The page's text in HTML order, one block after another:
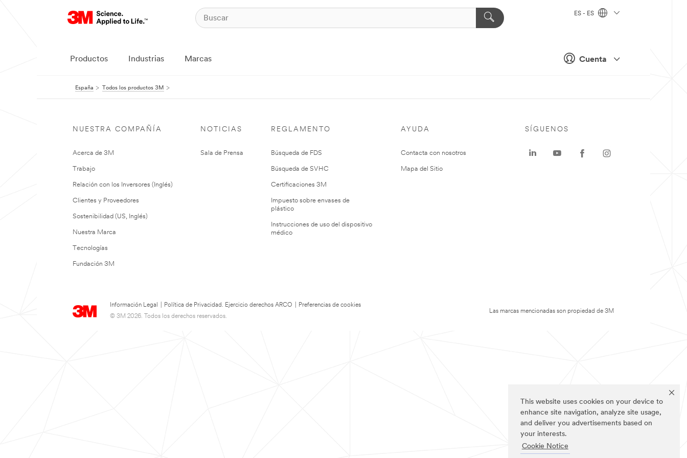
This website uses cookies on your device to
enhance site navigation, analyze site usage,
and deliver you advertisements based on
your interests.
Cookie Notice
Cuenta
ES - ES
Productos Industrias Marcas
España Todos los productos 3M
NUESTRA COMPAÑÍA
Acerca de 3M
Trabajo
Relación con los Inversores (Inglés)
Clientes y Proveedores
Sostenibilidad (US, Inglés)
Nuestra Marca
Tecnologías
Fundación 3M
NOTICIAS
Sala de Prensa
REGLAMENTO
Búsqueda de FDS
Búsqueda de SVHC
Certificaciones 3M
Impuesto sobre envases de
plástico
Instrucciones de uso del dispositivo
médico
AYUDA
Contacta con nosotros
Mapa del Sitio
Información Legal Política de Privacidad. Ejercicio derechos ARCO
Preferencias de cookies
© 3M 2026. Todos los derechos reservados.
SÍGUENOS
Las marcas mencionadas son propiedad de 3M